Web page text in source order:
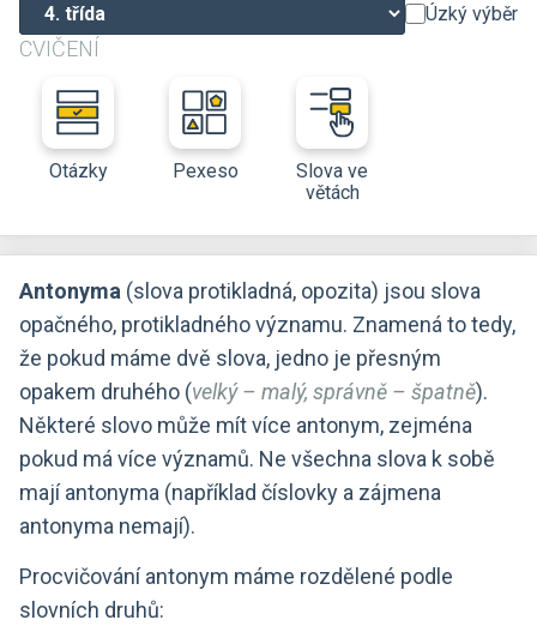
Úzký výběr
CVIČENÍ
Otázky Pexeso
Slova ve
větách
Antonyma (slova protikladná, opozita) jsou slova
opačného, protikladného významu. Znamená to tedy,
že pokud máme dvě slova, jedno je přesným
opakem druhého (velký –⁠ malý, správně –⁠ špatně).
Některé slovo může mít více antonym, zejména
pokud má více významů. Ne všechna slova k sobě
mají antonyma (například číslovky a zájmena
antonyma nemají).
Procvičování antonym máme rozdělené podle
slovních druhů: